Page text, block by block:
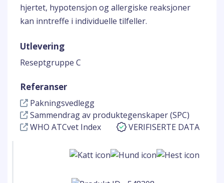
hjertet, hypotensjon og allergiske reaksjoner
kan inntreffe i individuelle tilfeller.
Utlevering
Reseptgruppe C
Referanser
Pakningsvedlegg
Sammendrag av produktegenskaper (SPC)
WHO ATCvet Index
VERIFISERTE DATA